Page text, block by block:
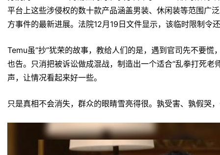
平台上这些涉侵权的数十款产品涵盖男装、休闲装等范围广
方事件的最新进展。法院12月19日文件显示，该临时限制令
Temu虽“抄”犹荣的故事，教给人们的是，遇到官司先不要
也告。只消把被诉讼做成混战，制造出一个适合“乱拳打死老
声，让情况看起来好一些。
只是真相不会消失，群众的眼睛雪亮得很。孰受害、孰假哭